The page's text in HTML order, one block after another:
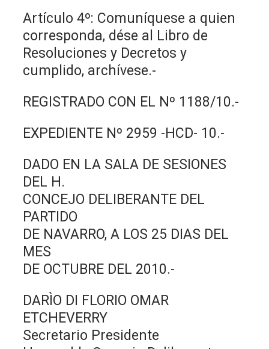
Artículo 4º: Comuníquese a quien
corresponda, dése al Libro de
Resoluciones y Decretos y
cumplido, archívese.-
REGISTRADO CON EL Nº 1188/10.-
EXPEDIENTE Nº 2959 -HCD- 10.-
DADO EN LA SALA DE SESIONES
DEL H.
CONCEJO DELIBERANTE DEL
PARTIDO
DE NAVARRO, A LOS 25 DIAS DEL
MES
DE OCTUBRE DEL 2010.-
DARÌO DI FLORIO OMAR
ETCHEVERRY
Secretario Presidente